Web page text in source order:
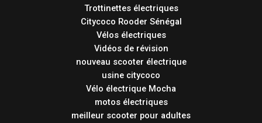
Trottinettes électriques
Citycoco Rooder Sénégal
Vélos électriques
Vidéos de révision
nouveau scooter électrique
usine citycoco
Vélo électrique Mocha
motos électriques
meilleur scooter pour adultes